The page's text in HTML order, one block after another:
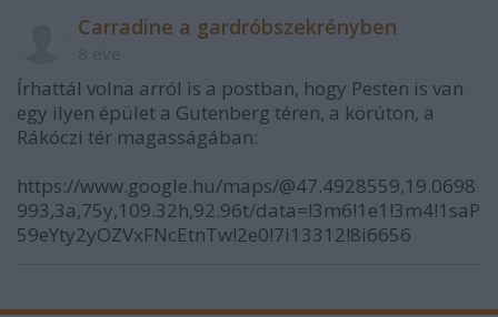
Carradine a gardróbszekrényben
Írhattál volna arról is a postban, hogy Pesten is van
egy ilyen épület a Gutenberg téren, a körúton, a
Rákóczi tér magasságában:
https://www.google.hu/maps/@47.4928559,19.0698
993,3a,75y,109.32h,92.96t/data=!3m6!1e1!3m4!1saP
59eYty2yOZVxFNcEtnTw!2e0!7i13312!8i6656